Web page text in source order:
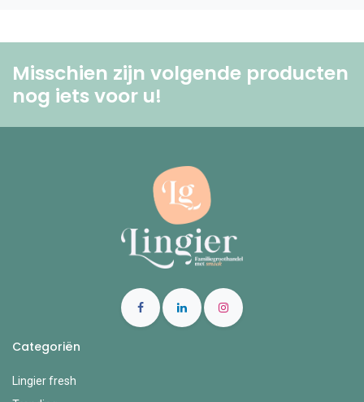
Misschien zijn volgende producten
nog iets voor u! ​
Categoriën
Lingier fresh